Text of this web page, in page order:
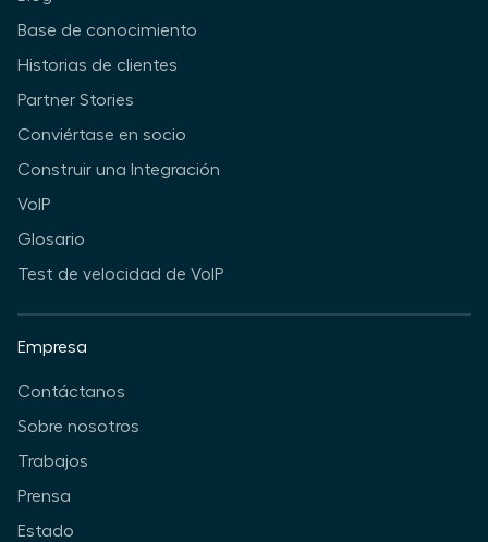
Base de conocimiento
Historias de clientes
Partner Stories
Conviértase en socio
Construir una Integración
VoIP
Glosario
Test de velocidad de VoIP
Empresa
Contáctanos
Sobre nosotros
Trabajos
Prensa
Estado